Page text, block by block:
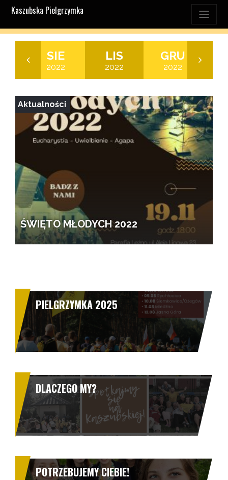
Kaszubska Pielgrzymka
SIE
2022
LIS
2022
GRU
2022
ŚWIĘTO MŁODYCH 2022
Aktualności
PIELGRZYMKA 2025
DLACZEGO MY?
POTRZEBUJEMY CIEBIE!